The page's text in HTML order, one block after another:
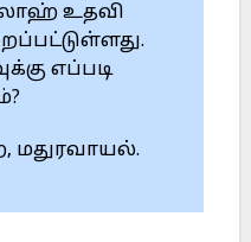
உதவி
எப்படி
மதுரவாயல்.